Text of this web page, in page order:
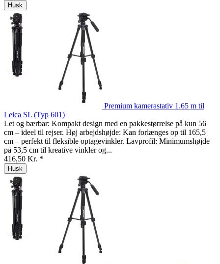
Husk
Premium kamerastativ 1.65 m til
Leica SL (Typ 601)
Let og bærbar: Kompakt design med en pakkestørrelse på kun 56
cm – ideel til rejser. Høj arbejdshøjde: Kan forlænges op til 165,5
cm – perfekt til fleksible optagevinkler. Lavprofil: Minimumshøjde
på 53,5 cm til kreative vinkler og...
416,50 Kr. *
Husk